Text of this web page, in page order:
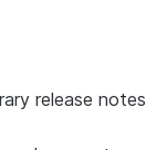
release notes